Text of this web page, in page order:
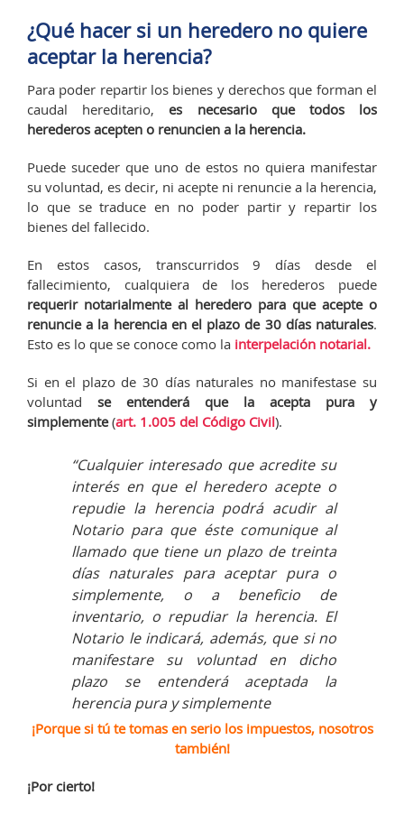
¿Qué hacer si un heredero no quiere
aceptar la herencia?
Para poder repartir los bienes y derechos que forman el
caudal hereditario,es necesario que todos los
herederos acepten o renuncien a la herencia.
Puede suceder que uno de estos no quiera manifestar
su voluntad, es decir, ni acepte ni renuncie a la herencia,
lo que se traduce en no poder partir y repartir los
bienes del fallecido.
En estos casos, transcurridos 9 días desde el
fallecimiento, cualquiera de los herederos puede
requerir notarialmente al heredero para que acepte o
renuncie a la herencia en el plazo de 30 días naturales.
Esto es lo que se conoce como la interpelación notarial.
Si en el plazo de 30 días naturales no manifestase su
voluntad se entenderá que la acepta pura y
simplemente(art. 1.005 del Código Civil).
“Cualquier interesado que acredite su
interés en que el heredero acepte o
repudie la herencia podrá acudir al
Notario para que éste comunique al
llamado que tiene un plazo de treinta
días naturales para aceptar pura o
simplemente, o a beneficio de
inventario, o repudiar la herencia. El
Notario le indicará, además, que si no
manifestare su voluntad en dicho
plazo se entenderá aceptada la
herencia pura y simplemente
¡Porque si tú te tomas en serio los impuestos, nosotros
también!
¡Por cierto!